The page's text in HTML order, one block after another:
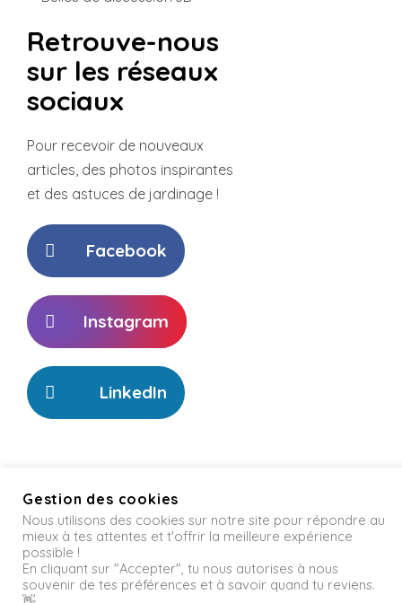
Retrouve-nous
sur les réseaux
sociaux
Pour recevoir de nouveaux
articles, des photos inspirantes
et des astuces de jardinage !
Facebook
Instagram
LinkedIn
Informations légales
Nous contacter
Gestion des cookies
Nous utilisons des cookies sur notre site pour répondre au
mieux à tes attentes et t'offrir la meilleure expérience
possible !
En cliquant sur "Accepter", tu nous autorises à nous
souvenir de tes préférences et à savoir quand tu reviens.